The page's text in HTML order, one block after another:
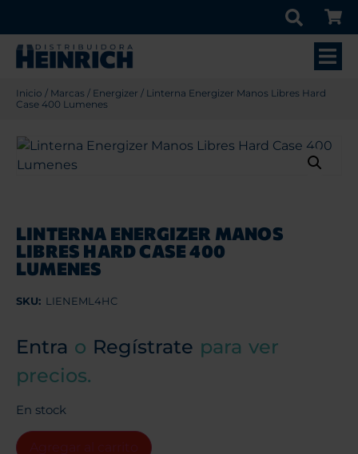
Inicio / Marcas / Energizer / Linterna Energizer Manos Libres Hard
Case 400 Lumenes
LINTERNA ENERGIZER MANOS
LIBRES HARD CASE 400
LUMENES
SKU: LIENEML4HC
Entra o Regístrate para ver
precios.
En stock